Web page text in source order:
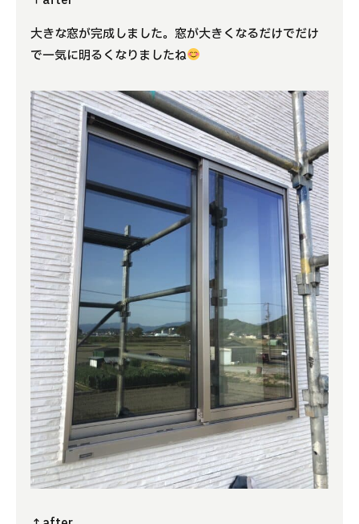
大きな窓が完成しました。窓が大きくなるだけでだけ
で一気に明るくなりましたね